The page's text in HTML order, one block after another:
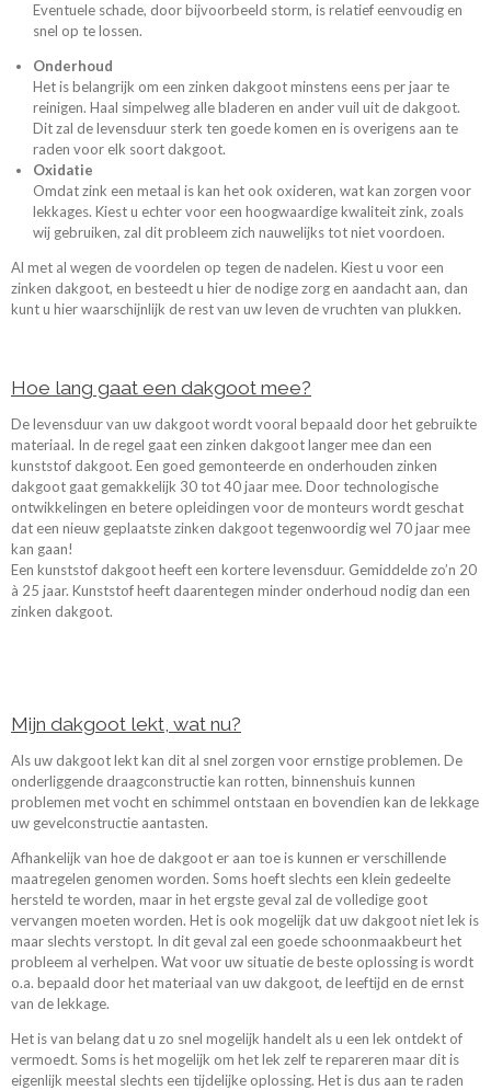
Eventuele schade, door bijvoorbeeld storm, is relatief eenvoudig en
snel op te lossen.
Onderhoud
Het is belangrijk om een zinken dakgoot minstens eens per jaar te
reinigen. Haal simpelweg alle bladeren en ander vuil uit de dakgoot.
Dit zal de levensduur sterk ten goede komen en is overigens aan te
raden voor elk soort dakgoot.
Oxidatie
Omdat zink een metaal is kan het ook oxideren, wat kan zorgen voor
lekkages. Kiest u echter voor een hoogwaardige kwaliteit zink, zoals
wij gebruiken, zal dit probleem zich nauwelijks tot niet voordoen.
Al met al wegen de voordelen op tegen de nadelen. Kiest u voor een
zinken dakgoot, en besteedtu hier de nodige zorg en aandacht aan, dan
kunt u hier waarschijnlijk de rest van uw leven de vruchten van plukken.
Hoe lang gaat een dakgoot mee?
De levensduur van uw dakgoot wordt vooral bepaald door het gebruikte
materiaal. In de regel gaat een zinken dakgoot langer mee dan een
kunststof dakgoot. Een goed gemonteerde en onderhouden zinken
dakgoot gaat gemakkelijk 30 tot 40 jaar mee. Door technologische
ontwikkelingen en betere opleidingen voor de monteurs wordt geschat
dat een nieuw geplaatste zinken dakgoot tegenwoordig wel 70 jaar mee
kan gaan!
Een kunststof dakgoot heeft een kortere levensduur. Gemiddelde zo’n 20
à 25 jaar. Kunststof heeft daarentegen minder onderhoud nodig dan een
zinken dakgoot.
Mijn dakgoot lekt, wat nu?
Als uw dakgoot lekt kan dit al snel zorgen voor ernstige problemen. De
onderliggende draagconstructie kan rotten, binnenshuis kunnen
problemen met vocht en schimmel ontstaan en bovendien kan de lekkage
uw gevelconstructie aantasten.
Afhankelijk van hoe de dakgoot er aan toe is kunnen er verschillende
maatregelen genomen worden. Soms hoeft slechts een klein gedeelte
hersteld te worden, maar in het ergste geval zal de volledige goot
vervangen moeten worden. Het is ook mogelijk dat uw dakgoot niet lek is
maar slechts verstopt. In dit geval zal een goede schoonmaakbeurt het
probleem al verhelpen. Wat voor uw situatie de beste oplossing is wordt
o.a. bepaald door het materiaal van uw dakgoot, de leeftijd en de ernst
van de lekkage.
Het is van belang dat u zo snel mogelijk handelt als u een lek ontdekt of
vermoedt. Soms is het mogelijk om het lek zelf te repareren maar dit is
eigenlijk meestal slechts een tijdelijke oplossing. Het is dus aan te raden